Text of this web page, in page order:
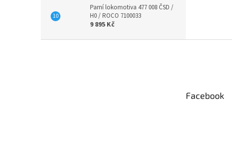
Parní lokomotiva 477 008 ČSD /
H0 / ROCO 7100033
9 895 Kč
Facebook